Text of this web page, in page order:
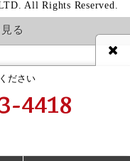
All Rights Reserved.
ださい
4418
る